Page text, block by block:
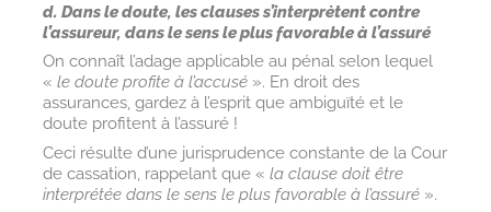
d. Dans le doute, les clauses s’interprètent contre
l’assureur, dans le sens le plus favorable à l’assuré
On connaît l’adage applicable au pénal selon lequel
« le doute profite à l’accusé». En droit des
assurances, gardez à l’esprit que ambiguïté et le
doute profitent à l’assuré !
Ceci résulte d’une jurisprudence constante de la Cour
de cassation, rappelant que « la clause doit être
interprétée dans le sens le plus favorable à l’assuré».